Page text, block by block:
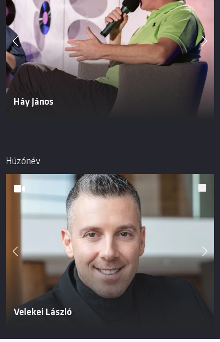
Háy János
Húzónév
Velekei László